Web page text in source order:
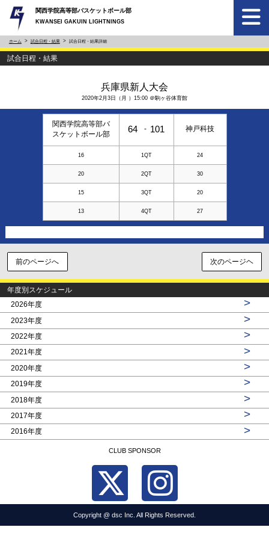
関西学院高等部バスケットボール部
KWANSEI GAKUIN LIGHTNINGS
ホーム 試合日程・結果 試合日程・結果詳細
試合日程・結果
兵庫県新人大会
2020年2月3日（月 ）15:00 ＠駒ヶ谷体育館
関西学院高等部バ
スケットボール部
64 - 101 神戸科技
16 1QT 24
20 2QT 30
15 3QT 20
13 4QT 27
前のページへ 次のページヘ
年度別スケジュール
2026年度
>
2023年度 >
2022年度 >
2021年度 >
2020年度 >
2019年度 >
2018年度 >
2017年度 >
2016年度 >
CLUB SPONSOR
Copyright @ dsc Inc. All Rights Reserved.